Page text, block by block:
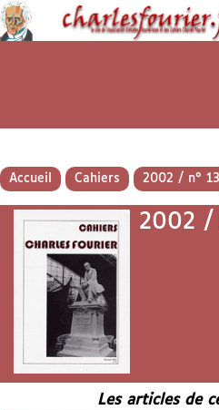
Accueil Cahiers 2002 / n° 13
2002 /
Les articles de